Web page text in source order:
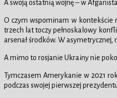
A swoją ostatnią wojnę – w
O czym wspominam w kontekście
trzech lat toczy pełnoskalowy
arsenał środków. W asymetrycznej,
A mimo to rosjanie Ukrainy nie
Tymczasem Amerykanie w 2021
podczas swojej pierwszej